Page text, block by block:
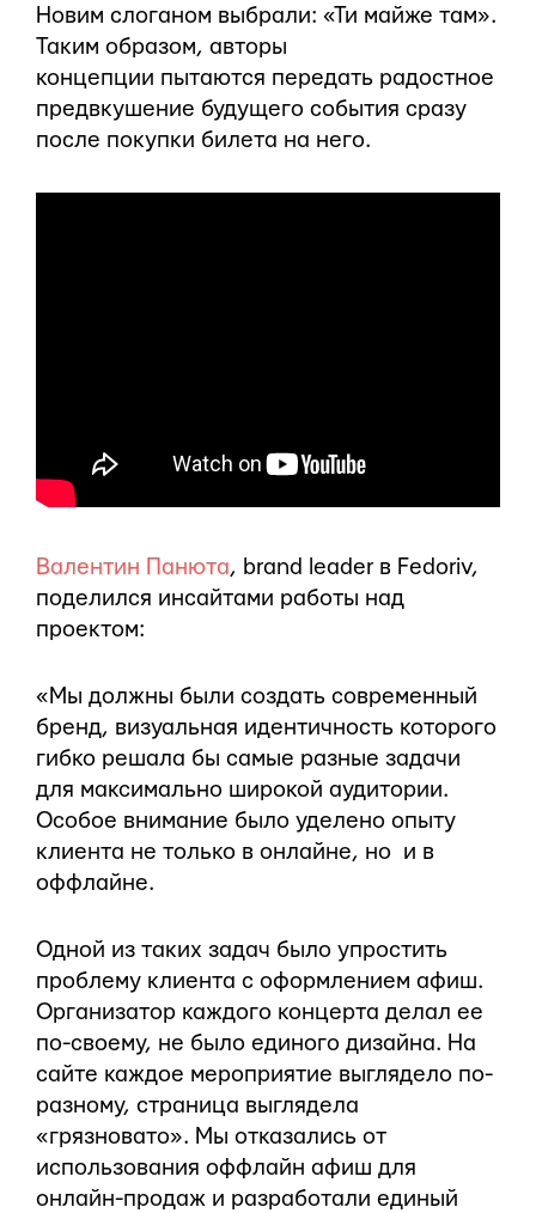
Новим слоганом выбрали: «Ти майже там».
Таким образом, авторы
концепции пытаются передать радостное
предвкушение будущего события сразу
после покупки билета на него.
Валентин Панюта, brand leader в Fedoriv,
поделился инсайтами работы над
проектом:
«Мы должны были создать современный
бренд, визуальная идентичность которого
гибко решала бы самые разные задачи
для максимально широкой аудитории.
Особое внимание было уделено опыту
клиента не только в онлайне, но и в
оффлайне.
Одной из таких задач было упростить
проблему клиента с оформлением афиш.
Организатор каждого концерта делал ее
по-своему, не было единого дизайна. На
сайте каждое мероприятие выглядело по-
разному, страница выглядела
«грязновато». Мы отказались от
использования оффлайн афиш для
онлайн-продаж и разработали единый